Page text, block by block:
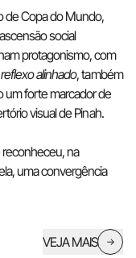
de Copa do Mundo,
social
protagonismo, com
reflexo alinhado, também
um forte marcador de
visual de Pinah.
na
uma convergência
VEJA MAIS →